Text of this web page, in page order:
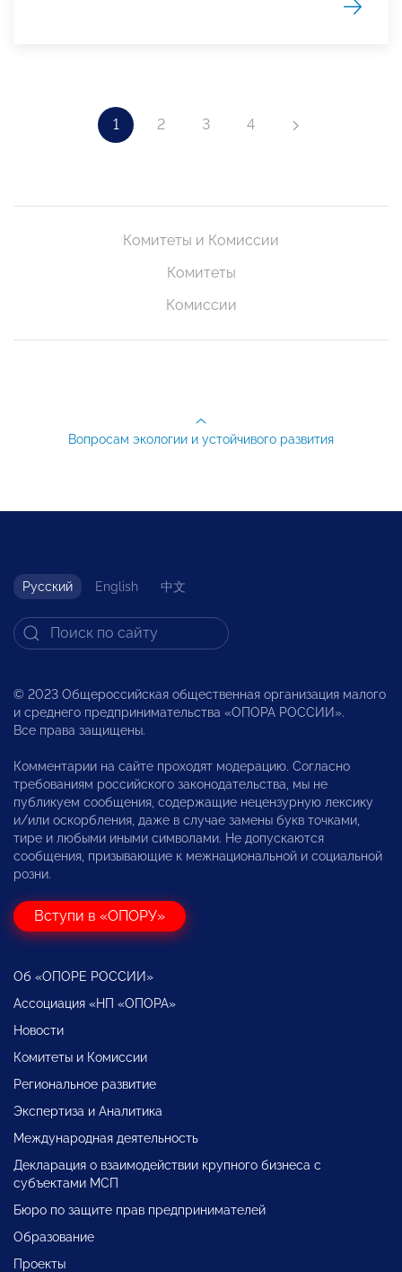
1 2 3 4
Комитеты и Комиссии
Комитеты
Комиссии
Вопросам экологии и устойчивого развития
Русский English 中文
© 2023 Общероссийская общественная организация малого
и среднего предпринимательства «ОПОРА РОССИИ».
Все права защищены.
Комментарии на сайте проходят модерацию. Согласно
требованиям российского законодательства, мы не
публикуем сообщения, содержащие нецензурную лексику
и/или оскорбления, даже в случае замены букв точками,
тире и любыми иными символами. Не допускаются
сообщения, призывающие к межнациональной и социальной
розни.
Вступи в «ОПОРУ»
Об «ОПОРЕ РОССИИ»
Ассоциация «НП «ОПОРА»
Новости
Комитеты и Комиссии
Региональное развитие
Экспертиза и Аналитика
Международная деятельность
Декларация о взаимодействии крупного бизнеса с
субъектами МСП
Бюро по защите прав предпринимателей
Образование
Проекты